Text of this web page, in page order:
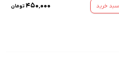
سبد خرید ۴۵۰٬۰۰۰ تومان